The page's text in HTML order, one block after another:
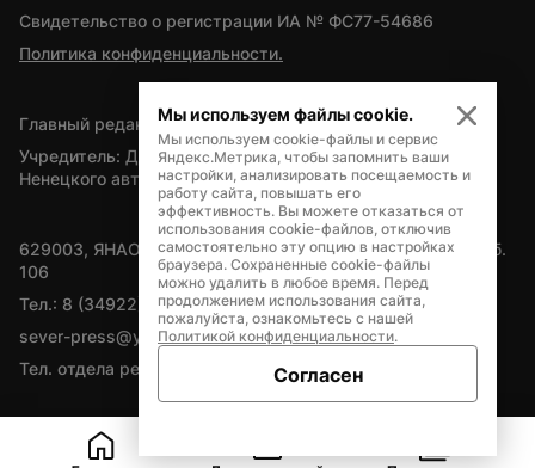
Свидетельство о регистрации ИА № ФС77-54686
Политика конфиденциальности.
Главный редактор — А.Л. Поздеев
Учредитель: Департамент внутренней политики Ямало-
Ненецкого автономного округа
629003, ЯНАО, Салехард, мкр. Богдана Кнунянца, д.1, каб.
106
Тел.: 8 (34922) 71262
sever-press@yamal-media.ru
Тел. отдела рекламы: 8 (34922) 42728
Мы используем файлы cookie.
Мы используем cookie-файлы и сервис
Яндекс.Метрика, чтобы запомнить ваши
настройки, анализировать посещаемость и
работу сайта, повышать его
эффективность. Вы можете отказаться от
использования cookie-файлов, отключив
самостоятельно эту опцию в настройках
браузера. Сохраненные cookie-файлы
можно удалить в любое время. Перед
продолжением использования сайта,
пожалуйста, ознакомьтесь с нашей
Политикой конфиденциальности.
Согласен